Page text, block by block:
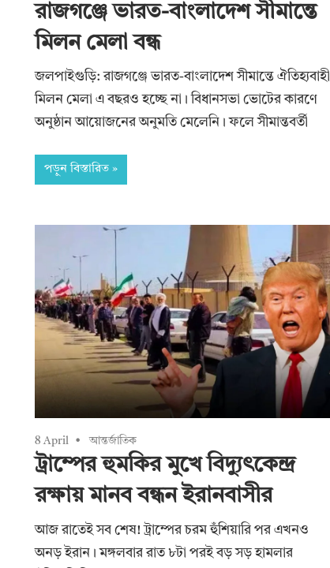
রাজগঞ্জে ভারত-বাংলাদেশ সীমান্তে
মিলন মেলা বন্ধ
জলপাইগুড়ি: রাজগঞ্জে ভারত-বাংলাদেশ সীমান্তে ঐতিহ্যবাহী
মিলন মেলা এ বছরও হচ্ছে না। বিধানসভা ভোটের কারণে
অনুষ্ঠান আয়োজনের অনুমতি মেলেনি। ফলে সীমান্তবর্তী
পড়ুন বিস্তারিত
8 April আন্তর্জাতিক
ট্রাম্পের হুমকির মুখে বিদ্যুৎকেন্দ্র
রক্ষায় মানব বন্ধন ইরানবাসীর
আজ রাতেই সব শেষ! ট্রাম্পের চরম হুঁশিয়ারি পর এখনও
অনড় ইরান। মঙ্গলবার রাত ৮টা পরই বড় সড় হামলার